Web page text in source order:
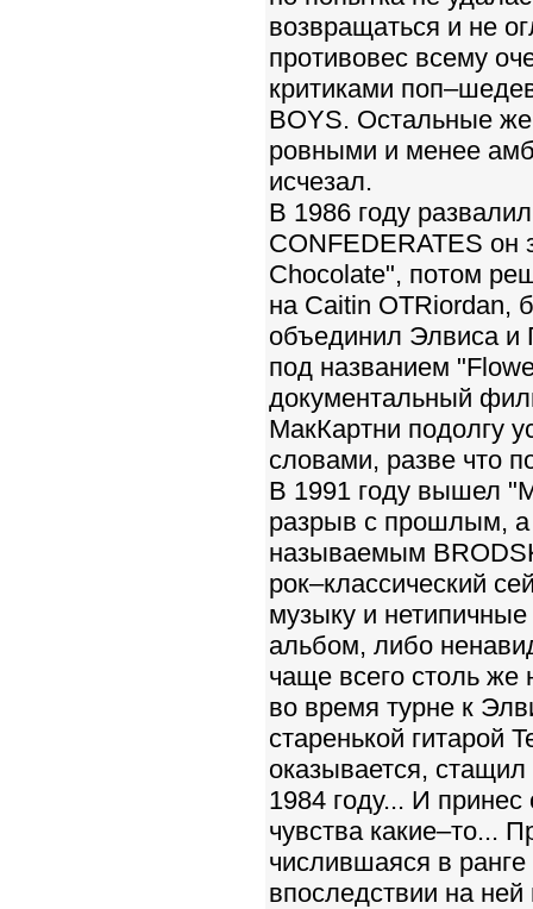
возвращаться и не
противовес всему
критиками
BOYS. Остальные
ровными и менее
исчезал.
В 1986 году
CONFEDERATES он
Chocolate", потом
на Caitin OТRiordan,
объединил Элвиса и
под названием
документальный
МакКартни подолгу
словами, разве что
В 1991 году вышел
разрыв с прошлым, а
называемым
рок–классический
музыку и
альбом, либо
чаще всего столь же
во время турне к
старенькой гитарой
оказывается,
1984 году... И
чувства какие–то...
числившаяся в
впоследствии на